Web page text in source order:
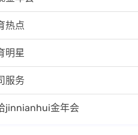
热点
明星
服务
jinnianhui金年会